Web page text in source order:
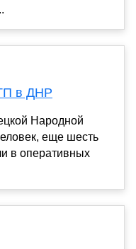
в ДНР
Народной
еще шесть
в оперативных